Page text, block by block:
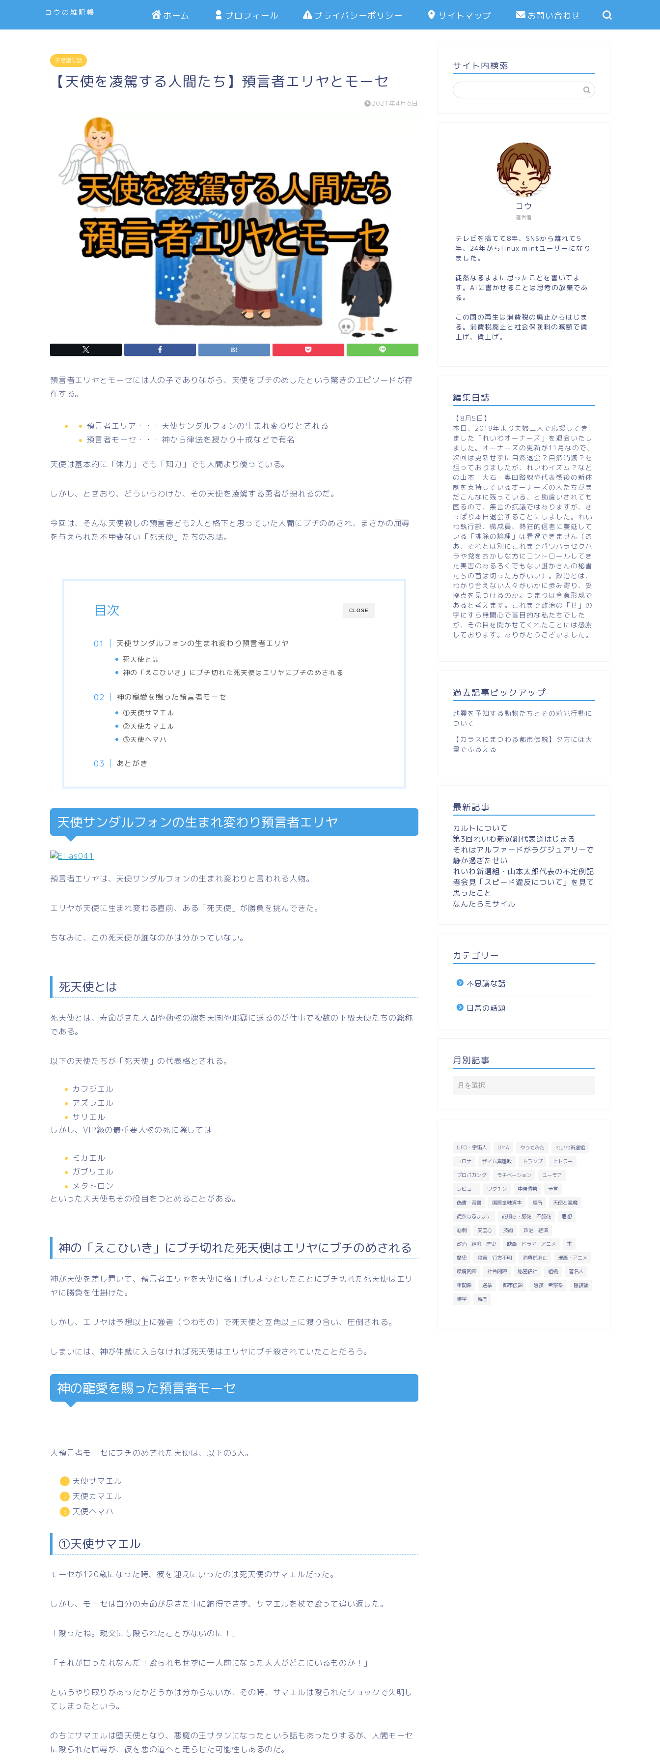
コウの雑記帳 ホーム プロフィール プライバシーポリシー サイトマップ お問い合わせ
不思議な話
【天使を凌駕する人間たち】預言者エリヤとモーセ
2021年4月6日
預言者エリヤとモーセには人の子でありながら、天使をブチのめしたという驚きのエピソードが存
在する。
預言者エリア・・・天使サンダルフォンの生まれ変わりとされる
預言者モーセ・・・神から律法を授かり十戒などで有名
天使は基本的に「体力」でも「知力」でも人間より優っている。
しかし、ときおり、どういうわけか、その天使を凌駕する勇者が現れるのだ。
今回は、そんな天使殺しの預言者ども2人と格下と思っていた人間にブチのめされ、まさかの屈辱
を与えられた不甲斐ない 「死天使」 たちのお話。
CLOSE
目次
天使サンダルフォンの生まれ変わり預言者エリヤ
死天使とは
神の「えこひいき」にブチ切れた死天使はエリヤにブチのめされる
神の寵愛を賜った預言者モーセ
①天使サマエル
②天使カマエル
③天使ヘマハ
あとがき
天使サンダルフォンの生まれ変わり預言者エリヤ
預言者エリヤは、天使サンダルフォンの生まれ変わりと言われる人物。
エリヤが天使に生まれ変わる直前、ある「死天使」が勝負を挑んできた。
ちなみに、この死天使が誰なのかは分かっていない。
死天使とは
死天使とは、寿命がきた人間や動物の魂を天国や地獄に送るのが仕事で複数の下級天使たちの総称
である。
以下の天使たちが 「死天使」 の代表格とされる。
カフジエル
アズラエル
サリエル
しかし、VIP級の最重要人物の死に際しては
ミカエル
ガブリエル
メタトロン
といった大天使もその役目をつとめることがある。
神の「えこひいき」にブチ切れた死天使はエリヤにブチのめされる
神が天使を差し置いて、 預言者エリヤを天使に格上げしようとしたことにブチ切れた死天使はエリ
ヤに勝負を仕掛けた。
しかし、エリヤは予想以上に強者（つわもの）で死天使と互角以上に渡り合い、圧倒される。
しまいには、神が仲裁に入らなければ死天使はエリヤにブチ殺されていたことだろう。
神の寵愛を賜った預言者モーセ
大預言者モーセにブチのめされた天使は、以下の3人。
天使サマエル
天使カマエル
天使ヘマハ
①天使サマエル
モーセが120歳になった時、彼を迎えにいったのは死天使のサマエルだった。
しかし、モーセは自分の寿命が尽きた事に納得できず、サマエルを杖で殴って追い返した。
「殴ったね。親父にも殴られたことがないのに！」
「それが甘ったれなんだ！殴られもせずに一人前になった大人がどこにいるものか！」
というやり取りがあったかどうかは分からないが、その時、サマエルは殴られたショックで失明し
てしまったという。
のちにサマエルは堕天使となり、悪魔の王サタンになったという話もあったりするが、人間モーセ
に殴られた屈辱が、彼を悪の道へと走らせた可能性もあるのだ。
サイト内検索
運営者
コウ
テレビを捨てて8年、SNSから離れて5
年、24年からlinux mintユーザーになり
ました。
徒然なるままに思ったことを書いてま
す。AIに書かせることは思考の放棄であ
る。
この国の再生は消費税の廃止からはじま
る。消費税廃止と社会保険料の減額で賃
上げ、賃上げ。
編集日誌
【8月5日】
本日、2019年より夫婦二人で応援してき
ました「れいわオーナーズ」を退会いたし
ました。オーナーズの更新が11月なので、
次回は更新せずに自然退会？自然消滅？を
狙っておりましたが、れいわイズム？など
の山本・大石・奥田路線や代表戦後の新体
制を支持しているオーナーズの人たちがま
だこんなに残っている、と勘違いされても
困るので、無言の抗議ではありますが、き
っぱり本日退会することにしました。れい
わ執行部、構成員、熱狂的信者に蔓延して
いる「排除の論理」は看過できません（あ
あ、それとは別にこれまでパワハラセクハ
ラや党をおかしな方にコントロールしてき
た実害のあるろくでもない誰かさんの秘書
たちの首は切った方がいい）。政治とは、
わかり合えない人々がいかに歩み寄り、妥
協点を見つけるのか。つまりは合意形成で
あると考えます。これまで政治の「せ」の
字にすら無関心で盲目的な私たちでした
が、その目を開かせてくれたことには感謝
しております。ありがとうございました。
過去記事ピックアップ
地震を予知する動物たちとその前兆行動に
ついて
【カラスにまつわる都市伝説】夕方には大
量でふるえる
最新記事
カルトについて
第3回れいわ新選組代表選はじまる
それはアルファードがラグジュアリーで
静か過ぎたせい
れいわ新選組・山本太郎代表の不定例記
者会見「スピード違反について」を見て
思ったこと
なんたらミサイル
カテゴリー
不思議な話
日常の話題
月別記事
UFO・宇宙人 UMA やってみた
れいわ新選組
コロナ
ザイム真理教 トランプ
ヒトラー
プロパガンダ
モチベーション
ユーモア
レビュー
ワクチン 中東情勢
予言
偽書・奇書
国際金融資本 場所
天使と悪魔
徒然なるままに
従順さ・服従・不服従
思想
悲劇
愛国心 技術
政治・経済
政治・経済・歴史
映画・ドラマ・アニメ
本
歴史
殺害・行方不明 消費税廃止
漫画・アニメ
環境問題
社会問題 秘密結社 組織
著名人
車関係
選挙 都市伝説 陰謀・考察系
陰謀論
雑学
韓国